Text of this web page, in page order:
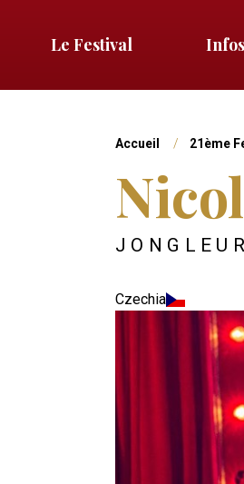
Menu
gauche
Le Festival
Vous
êtes
ici
Accueil 21ème
JONGLEUR
Czechia